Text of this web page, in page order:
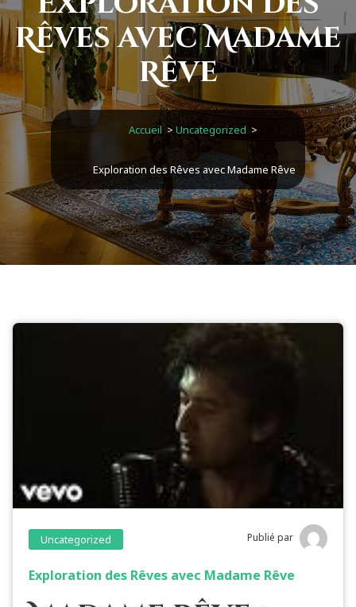
Rêves avec Madame
Rêve
Accueil>Uncategorized >
Exploration des Rêves avec Madame Rêve
Uncategorized Publié par
Exploration des Rêves avec Madame Rêve